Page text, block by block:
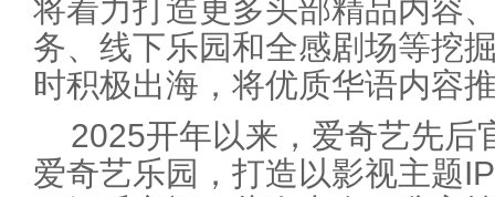
将着力打造更多头部精品内容
务、线下乐园和全感剧场等挖
时积极出海，将优质华语内容
2025开年以来，爱奇艺先后
爱奇艺乐园，打造以影视主题